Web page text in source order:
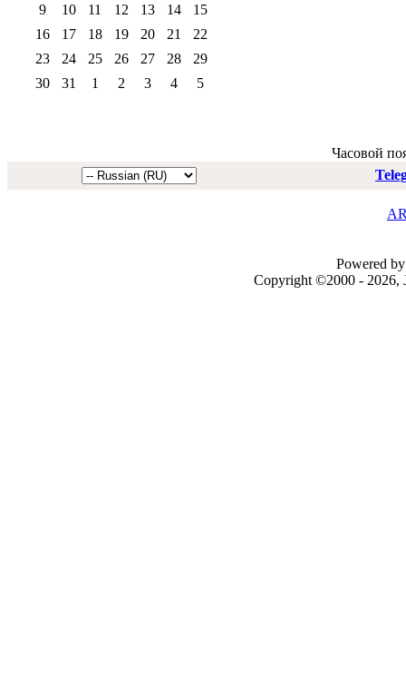
9
10 11 12 13 14
15
16
17 18 19 20 21
22
23
24 25 26 27 28
29
30
31 1 2 3 4 5
Часовой
Powered
Copyright ©2000 - 2026,